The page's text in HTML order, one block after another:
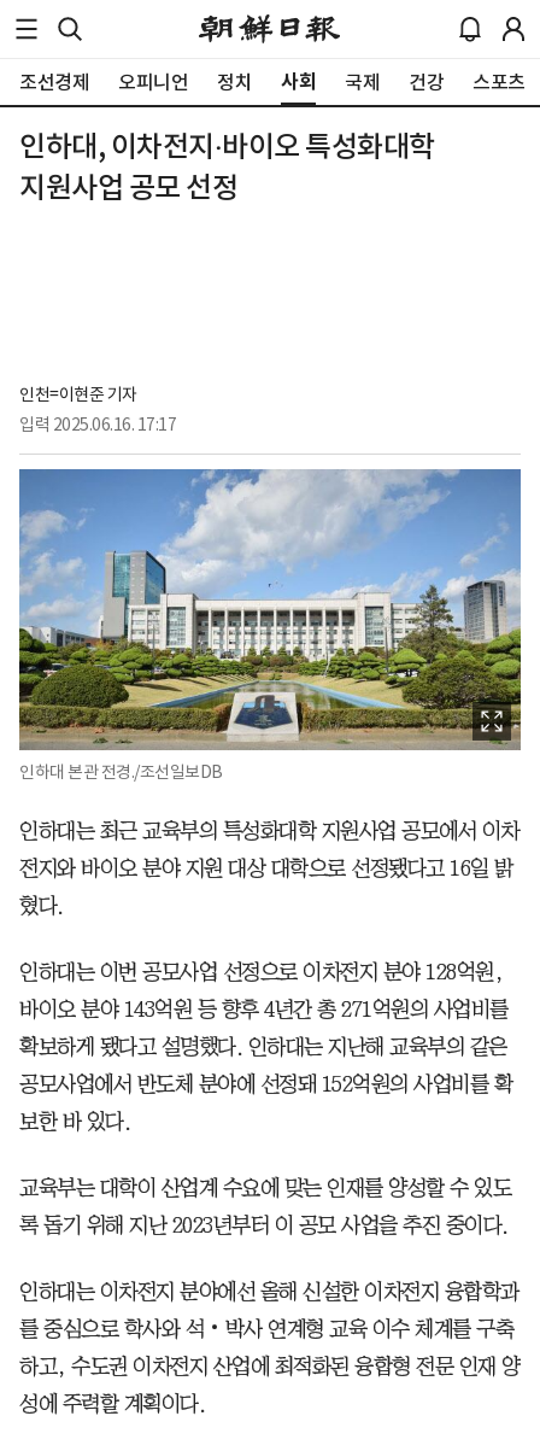
조선경제 오피니언 정치 사회 국제 건강 스포츠
인하대, 이차전지‧바이오 특성화대학
지원사업 공모 선정
인천=이현준 기자
입력 2025.06.16. 17:17
인하대 본관 전경./조선일보DB
인하대는 최근 교육부의 특성화대학 지원사업 공모에서 이차
전지와 바이오 분야 지원 대상 대학으로 선정됐다고 16일 밝
혔다.
인하대는 이번 공모사업 선정으로 이차전지 분야 128억원,
바이오 분야 143억원 등 향후 4년간 총 271억원의 사업비를
확보하게 됐다고 설명했다. 인하대는 지난해 교육부의 같은
공모사업에서 반도체 분야에 선정돼 152억원의 사업비를 확
보한 바 있다.
교육부는 대학이 산업계 수요에 맞는 인재를 양성할 수 있도
록 돕기 위해 지난 2023년부터 이 공모 사업을 추진 중이다.
인하대는 이차전지 분야에선 올해 신설한 이차전지 융합학과
를 중심으로 학사와 석‧박사 연계형 교육 이수 체계를 구축
하고, 수도권 이차전지 산업에 최적화된 융합형 전문 인재 양
성에 주력할 계획이다.